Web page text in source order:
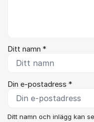
Ditt namn *
Din e-postadress *
Ditt namn och inlägg kan